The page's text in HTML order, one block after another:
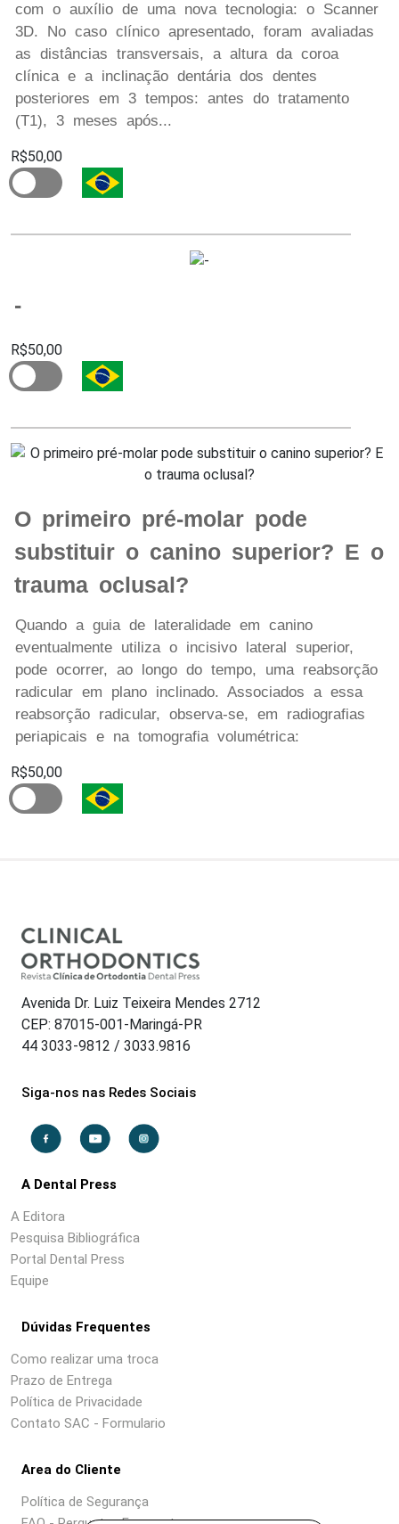
com o auxílio de uma nova tecnologia: o Scanner
3D. No caso clínico apresentado, foram avaliadas
as distâncias transversais, a altura da coroa
clínica e a inclinação dentária dos dentes
posteriores em 3 tempos: antes do tratamento
(T1), 3 meses após...
R$50,00
-
R$50,00
O primeiro pré-molar pode
substituir o canino superior? E o
trauma oclusal?
Quando a guia de lateralidade em canino
eventualmente utiliza o incisivo lateral superior,
pode ocorrer, ao longo do tempo, uma reabsorção
radicular em plano inclinado. Associados a essa
reabsorção radicular, observa-se, em radiografias
periapicais e na tomografia volumétrica:
R$50,00
Avenida Dr. Luiz Teixeira Mendes 2712
CEP: 87015-001-Maringá-PR
44 3033-9812 / 3033.9816
Siga-nos nas Redes Sociais
A Dental Press
A Editora
Pesquisa Bibliográfica
Portal Dental Press
Equipe
Dúvidas Frequentes
Como realizar uma troca
Prazo de Entrega
Política de Privacidade
Contato SAC - Formulario
Area do Cliente
Política de Segurança